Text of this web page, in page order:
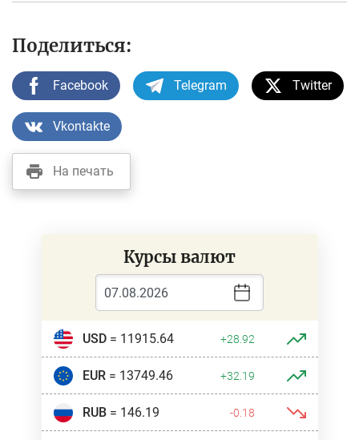
Поделиться:
Facebook Telegram Twitter
Vkontakte
На печать
Курсы валют
USD= 11915.64 +28.92
EUR= 13749.46 +32.19
RUB= 146.19 -0.18